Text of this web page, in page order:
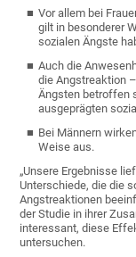
Vor allem bei
gilt in besonderer
sozialen Ängste
Auch die
die Angstreaktion
Ängsten betroffen
ausgeprägten
Bei Männern
Weise aus.
„Unsere Ergebnisse
Unterschiede, die die
Angstreaktionen
der Studie in ihrer
interessant, diese
untersuchen.